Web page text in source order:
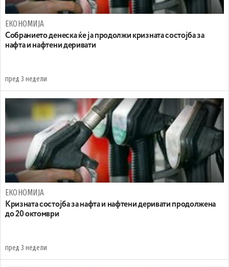
ЕКОНОМИЈА
Собранието денеска ќе ја продолжи кризната состојба за
нафта и нафтени деривати
пред 3 недели
ЕКОНОМИЈА
Кризната состојба за нафта и нафтени деривати продолжена
до 20 октомври
пред 3 недели